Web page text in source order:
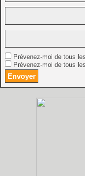
Prévenez-moi de tous
Prévenez-moi de tous